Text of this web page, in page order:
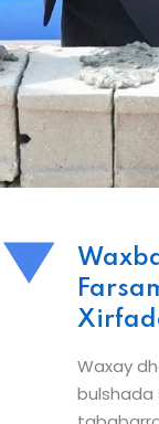
Waxay
bulshada